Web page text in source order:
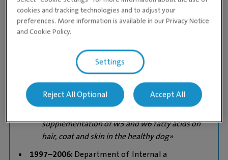
of the European Food Safety Authority (EFSA)
2006-2007:Veterinary Affairs Manager, Hill’s
Pet Nutrition Central and Eastern Europe with
Doktorgradsarbeid innen
Faculty of Veterinary
Medicine,WrocławUniversity of Environmental
and Life Sciences, Wroclaw, Poland
Phd thesis: «Effects of dietary
supplementation of w3 and w6 fatty acids on
hair, coat and skin in the healthy dog»
1997–2006: Department of Internal a
cookies and tracking technologies and to adjust your
preferences. More information is available in our Privacy Notice
and Cookie Policy.
Settings
Reject All Optional Accept All